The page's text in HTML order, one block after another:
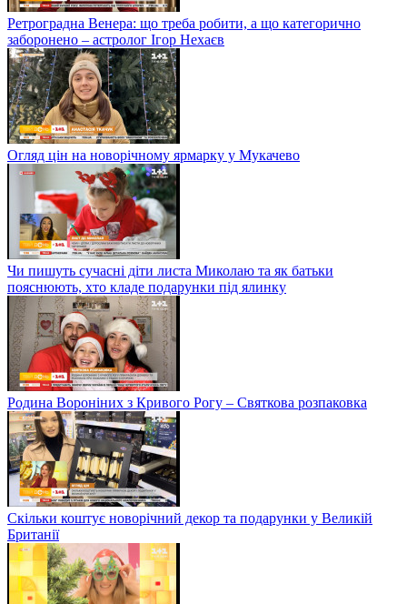
Ретроградна Венера: що треба робити, а що категорично
заборонено – астролог Ігор Нехаєв
Огляд цін на новорічному ярмарку у Мукачево
Чи пишуть сучасні діти листа Миколаю та як батьки
пояснюють, хто кладе подарунки під ялинку
Родина Вороніних з Кривого Рогу – Святкова розпаковка
Скільки коштує новорічний декор та подарунки у Великій
Британії